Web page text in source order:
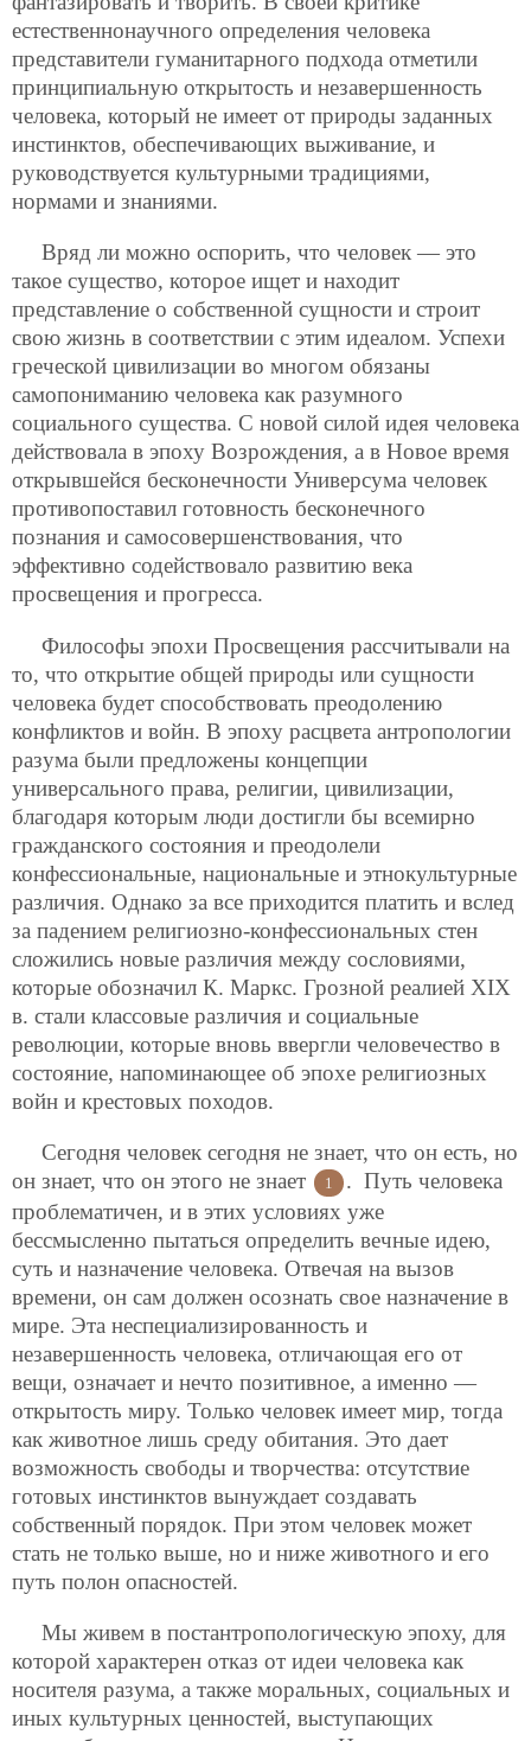
естественнонаучного определения человека
представители гуманитарного подхода отметили
принципиальную открытость и незавершенность
человека, который не имеет от природы заданных
инстинктов, обеспечивающих выживание, и
руководствуется культурными традициями,
нормами и знаниями.
Вряд ли можно оспорить, что человек — это
такое существо, которое ищет и находит
представление о собственной сущности и строит
свою жизнь в соответствии с этим идеалом. Успехи
греческой цивилизации во многом обязаны
самопониманию человека как разумного
социального существа. С новой силой идея человека
действовала в эпоху Возрождения, а в Новое время
открывшейся бесконечности Универсума человек
противопоставил готовность бесконечного
познания и самосовершенствования, что
эффективно содействовало развитию века
просвещения и прогресса.
Философы эпохи Просвещения рассчитывали на
то, что открытие общей природы или сущности
человека будет способствовать преодолению
конфликтов и войн. В эпоху расцвета антропологии
разума были предложены концепции
универсального права, религии, цивилизации,
благодаря которым люди достигли бы всемирно
гражданского состояния и преодолели
конфессиональные, национальные и этнокультурные
различия. Однако за все приходится платить и вслед
за падением религиозно-конфессиональных стен
сложились новые различия между сословиями,
которые обозначил К. Маркс. Грозной реалией XIX
в. стали классовые различия и социальные
революции, которые вновь ввергли человечество в
состояние, напоминающее об эпохе религиозных
войн и крестовых походов.
Сегодня человек сегодня не знает, что он есть, но
он знает, что он этого не знает
1
. Путь человека
проблематичен, и в этих условиях уже
бессмысленно пытаться определить вечные идею,
суть и назначение человека. Отвечая на вызов
времени, он сам должен осознать свое назначение в
мире. Эта неспециализированность и
незавершенность человека, отличающая его от
вещи, означает и нечто позитивное, а именно —
открытость миру. Только человек имеет мир, тогда
как животное лишь среду обитания. Это дает
возможность свободы и творчества: отсутствие
готовых инстинктов вынуждает создавать
собственный порядок. При этом человек может
стать не только выше, но и ниже животного и его
путь полон опасностей.
Мы живем в постантропологическую эпоху, для
которой характерен отказ от идеи человека как
носителя разума, а также моральных, социальных и
иных культурных ценностей, выступающих